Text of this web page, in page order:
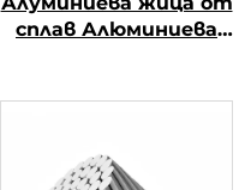
сплав Алюминиева